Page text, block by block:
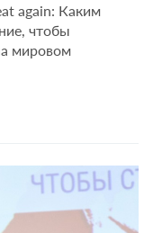
again: Каким
чтобы
мировом